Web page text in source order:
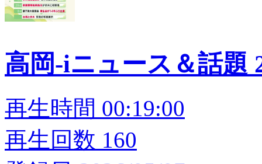
高岡-iニュース＆話題
再生時間 00:19:00
再生回数 160